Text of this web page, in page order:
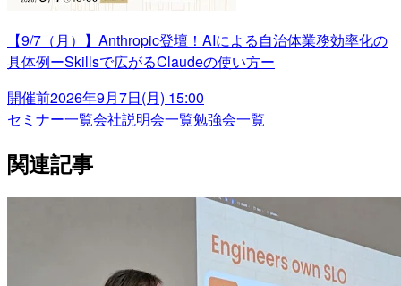
【9/7（月）】Anthropic登壇！AIによる自治体業務効率化の
具体例ーSkillsで広がるClaudeの使い方ー
開催前2026年9月7日(月) 15:00
セミナー一覧会社説明会一覧勉強会一覧
関連記事